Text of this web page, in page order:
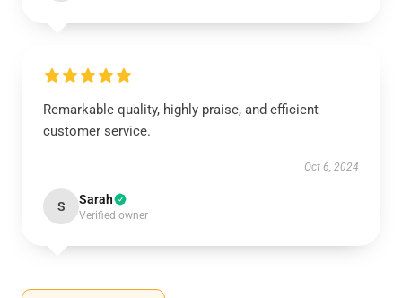
Remarkable quality, highly praise, and efficient
customer service.
Oct 6, 2024
S Sarah
Verified owner